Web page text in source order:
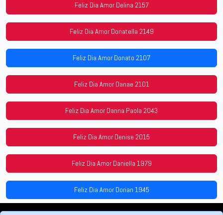
Feliz Dia Amor Delina 2157
Feliz Dia Amor Donatella 2149
Feliz Dia Amor Donato 2107
Feliz Dia Amor Danae 2101
Feliz Dia Amor Danna Paola 2043
Feliz Dia Amor Denise 2015
Feliz Dia Amor Daniella 1979
Feliz Dia Amor Dorian 1945